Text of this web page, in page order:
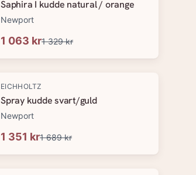
Saphira I kudde natural / orange
Newport
1 063 kr1 329 kr
-20%
EICHHOLTZ
Spray kudde svart/guld
Newport
1 351 kr1 689 kr